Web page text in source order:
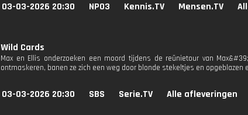
03-03-2026 20:30 NPO3 Kennis.TV Mensen.TV
Wild Cards
Max en Ellis onderzoeken een moord tijdens de reünietour van
ontmaskeren, banen ze zich een weg door blonde stekeltjes en opgeblazen
03-03-2026 20:30 SBS Serie.TV Alle afleveringen